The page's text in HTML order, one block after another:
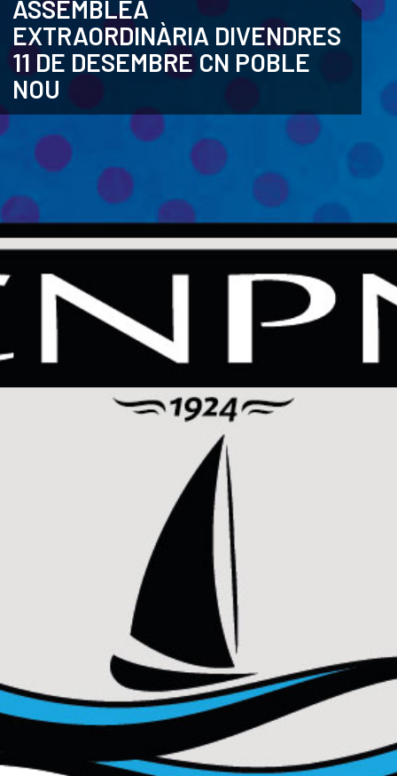
CATALÀ
ASSEMBLEA
EXTRAORDINÀRIA DIVENDRES
11 DE DESEMBRE CN POBLE
NOU